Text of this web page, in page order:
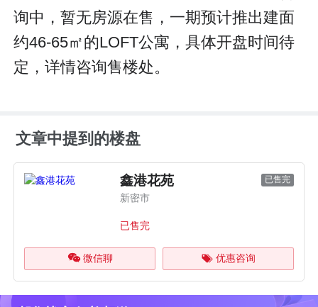
询中，暂无房源在售，一期预计推出建面
约46-65㎡的LOFT公寓，具体开盘时间待
定，详情咨询售楼处。
文章中提到的楼盘
鑫港花苑 已售完
新密市
已售完
微信聊 优惠咨询